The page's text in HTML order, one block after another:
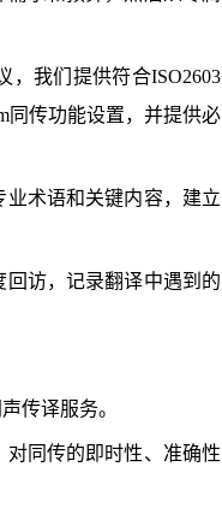
，我们提供符合ISO2603
同传功能设置，并提供必
术语和关键内容，建立
访，记录翻译中遇到的
传译服务。
同传的即时性、准确性